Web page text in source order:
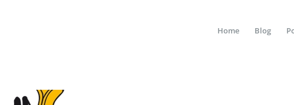
Home Blog